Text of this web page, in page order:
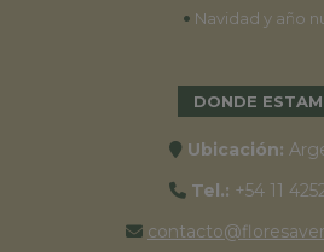
• Navidad y año
DONDE
Ubicación:
Tel.: +54 11